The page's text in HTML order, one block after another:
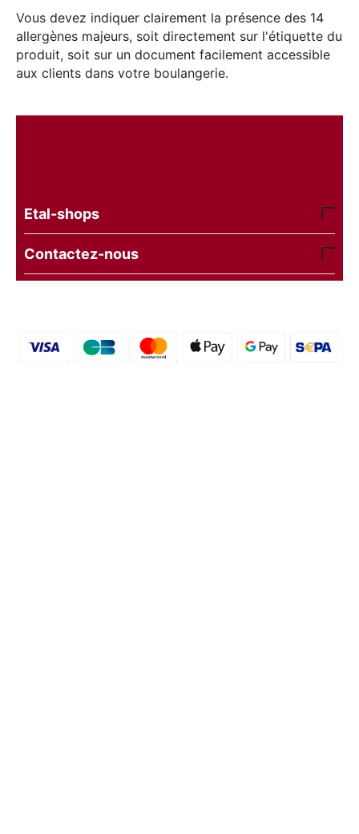
Vous devez indiquer clairement la présence des 14
allergènes majeurs, soit directement sur l'étiquette du
produit, soit sur un document facilement accessible
aux clients dans votre boulangerie.
Etal-shops
Contactez-nous